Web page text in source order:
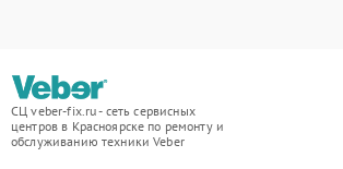
СЦ veber-fix.ru - сеть сервисных
центров в Красноярске по ремонту и
обслуживанию техники Veber